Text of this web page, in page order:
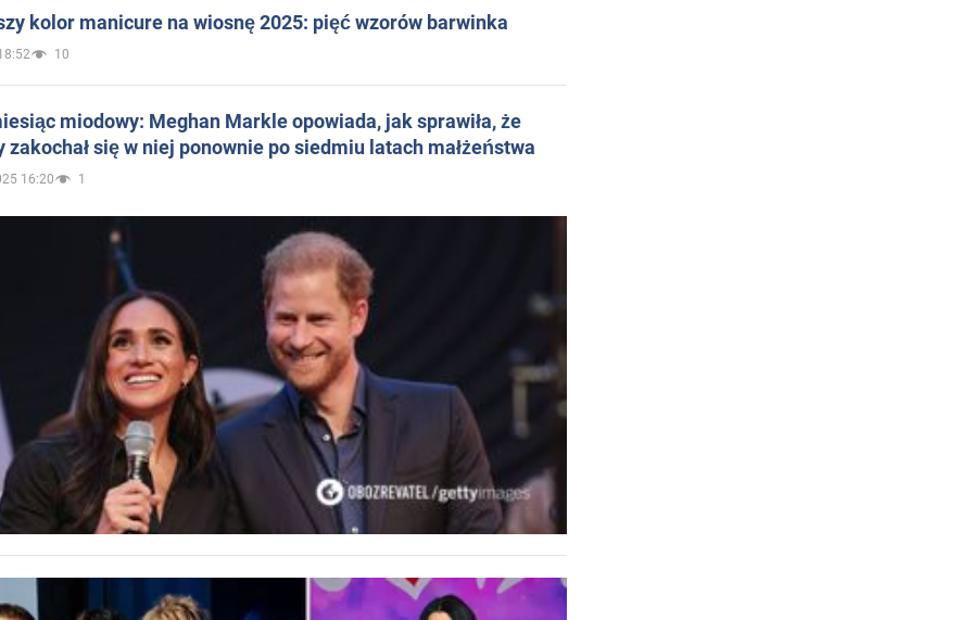
kolor manicure na wiosnę 2025: pięć wzorów barwinka
10
miodowy: Meghan Markle opowiada, jak sprawiła, że
zakochał się w niej ponownie po siedmiu latach małżeństwa
16:20 1